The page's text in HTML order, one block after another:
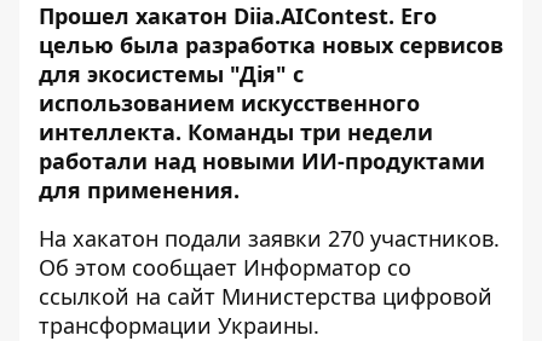
Прошел хакатон Diia.AIContest. Его
целью была разработка новых сервисов
для экосистемы "Дія" с
использованием искусственного
интеллекта. Команды три недели
работали над новыми ИИ-продуктами
для применения.
На хакатон подали заявки 270 участников.
Об этом сообщает Информатор со
ссылкой на сайт Министерства цифровой
трансформации Украины.